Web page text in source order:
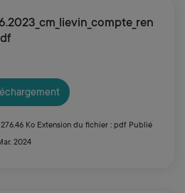
Ko Extension du fichier : pdf Publié
2024